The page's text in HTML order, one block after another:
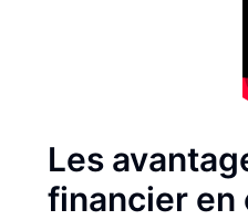
Les
financier en